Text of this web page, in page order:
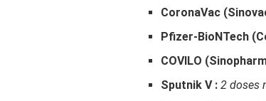
CoronaVac
Pfizer-BioNTech
COVILO
Sputnik V : 2 doses